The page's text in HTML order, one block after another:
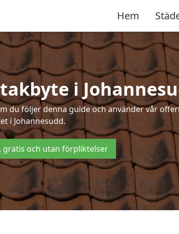
Hem
i
du följer denna guide och använder vår
i Johannesudd.
gratis och utan förpliktelser